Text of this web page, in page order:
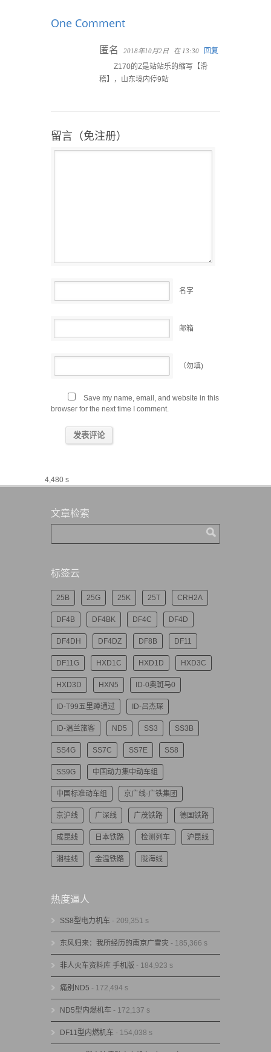
One Comment
匿名 2018年10月2日 在 13:30
回复
Z170的Z是站站乐的缩写【滑
稽】，山东境内停9站
留言（免注册）
名字
邮箱
（勿填)
Save my name, email, and website in this
browser for the next time I comment.
4,480 s
文章检索
标签云
25B 25G 25K 25T CRH2A
DF4B DF4BK DF4C DF4D
DF4DH DF4DZ DF8B DF11
DF11G HXD1C HXD1D HXD3C
HXD3D HXN5 ID-0奥斑马0
ID-T99五里蹲通过 ID-吕杰琛
ID-温兰旅客 ND5 SS3 SS3B
SS4G SS7C SS7E SS8
SS9G 中国动力集中动车组
中国标准动车组 京广线-广铁集团
京沪线 广深线 广茂铁路 德国铁路
成昆线 日本铁路 检测列车 沪昆线
湘桂线 金温铁路 陇海线
热度逼人
SS8型电力机车 - 209,351 s
东风归来：我所经历的南京广雪灾 - 185,366 s
非人火车资料库 手机版 - 184,923 s
痛别ND5 - 172,494 s
ND5型内燃机车 - 172,137 s
DF11型内燃机车 - 154,038 s